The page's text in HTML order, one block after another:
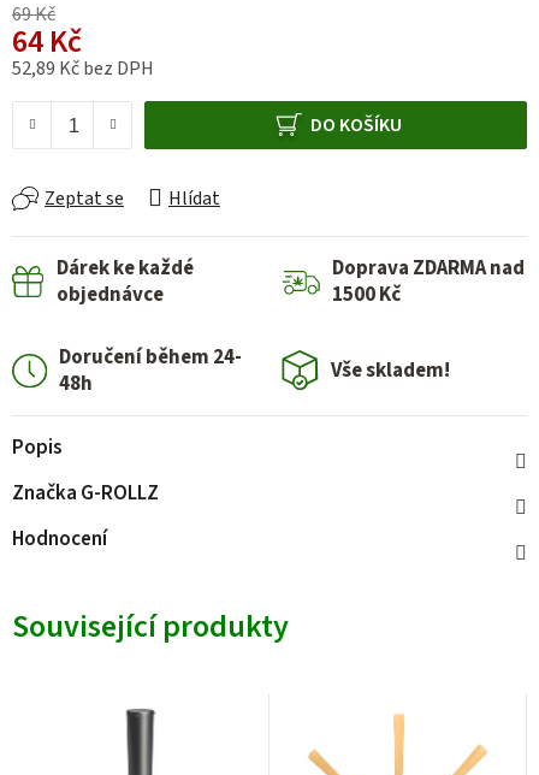
69 Kč
64 Kč
52,89 Kč bez DPH
DO KOŠÍKU
Zeptat se Hlídat
Dárek ke každé
objednávce
Doprava ZDARMA nad
1500 Kč
Doručení během 24-
48h
Vše skladem!
Popis
Značka G-ROLLZ
Hodnocení
Související produkty